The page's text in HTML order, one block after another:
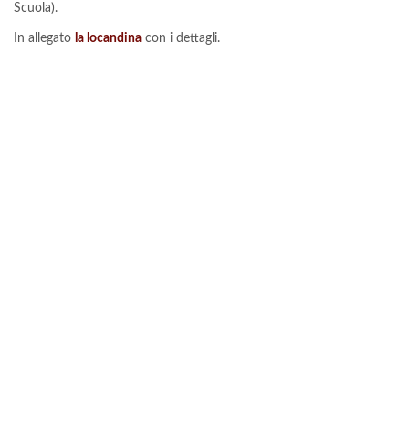
Scuola).
In allegato la locandina con i dettagli.